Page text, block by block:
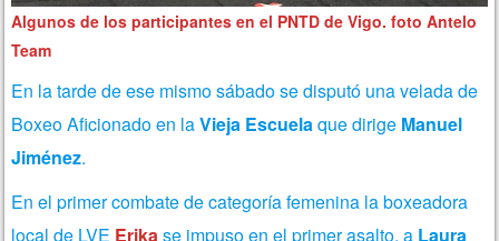
Algunos de los participantes en el PNTD de Vigo. foto Antelo
Team
En la tarde de ese mismo sábado se disputó una velada de
Boxeo Aficionado en laVieja Escuelaque dirige Manuel
Jiménez.
En el primer combate de categoría femenina la boxeadora
local de LVE Erikase impuso en el primer asalto, a Laura